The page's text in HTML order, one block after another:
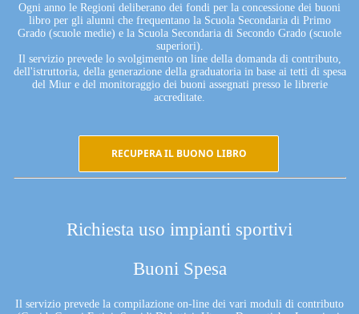
Ogni anno le Regioni deliberano dei fondi per la concessione dei buoni
libro per gli alunni che frequentano la Scuola Secondaria di Primo
Grado (scuole medie) e la Scuola Secondaria di Secondo Grado (scuole
superiori).
Il servizio prevede lo svolgimento on line della domanda di contributo,
dell'istruttoria, della generazione della graduatoria in base ai tetti di spesa
del Miur e del monitoraggio dei buoni assegnati presso le librerie
accreditate.
RECUPERA IL BUONO LIBRO
Richiesta uso impianti sportivi
Buoni Spesa
Il servizio prevede la compilazione on-line dei vari moduli di contributo